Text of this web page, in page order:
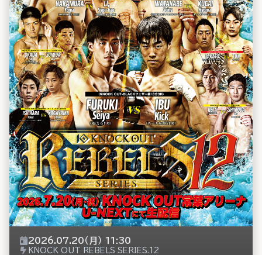
2026.07.20（月） 11:30
KNOCK OUT REBELS SERIES.12